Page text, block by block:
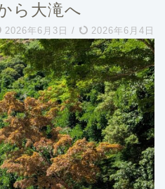
ら大滝へ
2026年6月3日 / 2026年6月4日